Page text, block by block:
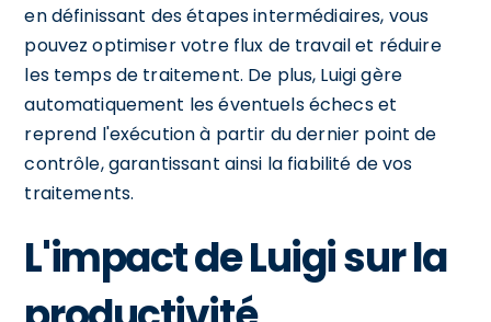
en définissant des étapes intermédiaires, vous
pouvez optimiser votre flux de travail et réduire
les temps de traitement. De plus, Luigi gère
automatiquement les éventuels échecs et
reprend l'exécution à partir du dernier point de
contrôle, garantissant ainsi la fiabilité de vos
traitements.
L'impact de Luigi sur la